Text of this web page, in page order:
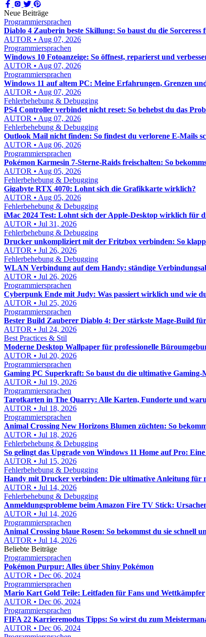
Neue Beiträge
Programmiersprachen
Diablo 4 Zauberin beste Skillung: So baust du die
AUTOR • Aug 07, 2026
Programmiersprachen
Windows 10 Fotoanzeige: So öffnest, reparierst und
AUTOR • Aug 07, 2026
Programmiersprachen
Windows 11 auf altem PC: Meine Erfahrungen, Grenzen
AUTOR • Aug 07, 2026
Fehlerbehebung & Debugging
PS4 Controller verbindet nicht reset: So behebst du das
AUTOR • Aug 07, 2026
Fehlerbehebung & Debugging
Outlook Mail nicht finden: So findest du verlorene E-Mails
AUTOR • Aug 06, 2026
Programmiersprachen
Pokémon Karmesin 7-Sterne-Raids freischalten: So
AUTOR • Aug 05, 2026
Fehlerbehebung & Debugging
Gigabyte RTX 4070: Lohnt sich die Grafikkarte wirklich?
AUTOR • Aug 05, 2026
Fehlerbehebung & Debugging
iMac 2024 Test: Lohnt sich der Apple-Desktop wirklich für
AUTOR • Jul 31, 2026
Fehlerbehebung & Debugging
Drucker unkompliziert mit der Fritzbox verbinden: So
AUTOR • Jul 26, 2026
Fehlerbehebung & Debugging
WLAN Verbindung auf dem Handy: ständige
AUTOR • Jul 26, 2026
Programmiersprachen
Cyberpunk Ende mit Judy: Was passiert wirklich und wie
AUTOR • Jul 25, 2026
Programmiersprachen
Bester Build Zauberer Diablo 4: Der stärkste Mage-Build
AUTOR • Jul 24, 2026
Best Practices & Stil
Moderne Desktop Wallpaper für professionelle
AUTOR • Jul 20, 2026
Programmiersprachen
Gaming PC Superkraft: So baust du die ultimative Gaming-
AUTOR • Jul 19, 2026
Programmiersprachen
Tarotkarten in The Quarry: Alle Karten, Fundorte und
AUTOR • Jul 18, 2026
Programmiersprachen
Animal Crossing New Horizons Blumen züchten: So
AUTOR • Jul 18, 2026
Fehlerbehebung & Debugging
So gelingt das Upgrade von Windows 11 Home auf Pro:
AUTOR • Jul 15, 2026
Fehlerbehebung & Debugging
Handy mit Drucker verbinden: Die ultimative Anleitung für
AUTOR • Jul 14, 2026
Fehlerbehebung & Debugging
Anmeldungsprobleme beim Amazon Fire TV Stick:
AUTOR • Jul 14, 2026
Programmiersprachen
Animal Crossing blaue Rosen: So bekommst du sie schnell
AUTOR • Jul 14, 2026
Beliebte Beiträge
Programmiersprachen
Pokémon Purpur: Alles über Shiny Pokémon
AUTOR • Dec 06, 2024
Programmiersprachen
Mario Kart Gold Teile: Leitfaden für Fans und Wettkämpfer
AUTOR • Dec 06, 2024
Programmiersprachen
FIFA 22 Karrieremodus Tipps: So wirst du zum
AUTOR • Dec 06, 2024